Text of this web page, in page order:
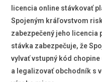
licencia online stávkovať
Spojeným kráľovstvom
zabezpečený jeho licencia
stávka zabezpečuje, že
vylvať vstupný kód
a legalizovať obchodník s